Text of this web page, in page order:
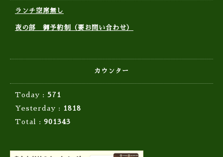
ランチ空席無し
夜の部 御予約制（要お問い合わせ）
カウンター
Today : 571
Yesterday :
1818
Total : 901343